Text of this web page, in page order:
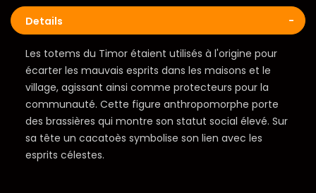
Details
Les totems du Timor étaient utilisés à l'origine pour
écarter les mauvais esprits dans les maisons et le
village, agissant ainsi comme protecteurs pour la
communauté. Cette figure anthropomorphe porte
des brassières qui montre son statut social élevé. Sur
sa tête un cacatoès symbolise son lien avec les
esprits célestes.